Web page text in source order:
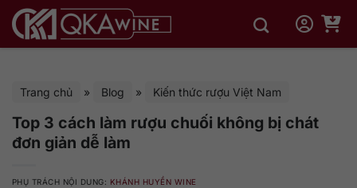
qua
Trang chủ » Blog » Kiến thức rượu Việt Nam
Top 3 cách làm rượu chuối không bị chát
đơn giản dễ làm
PHỤ TRÁCH NỘI DUNG: KHÁNH HUYỀN WINE